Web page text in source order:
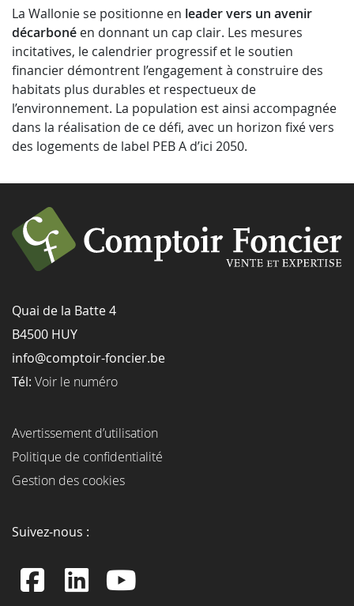
La Wallonie se positionne en leader vers un avenir
décarboné en donnant un cap clair. Les mesures
incitatives, le calendrier progressif et le soutien
financier démontrent l’engagement à construire des
habitats plus durables et respectueux de
l’environnement. La population est ainsi accompagnée
dans la réalisation de ce défi, avec un horizon fixé vers
des logements de label PEB A d’ici 2050.
Quai de la Batte 4
B4500 HUY
info@comptoir-foncier.be
Tél: Voir le numéro
Avertissement d’utilisation
Politique de confidentialité
Gestion des cookies
Suivez-nous :